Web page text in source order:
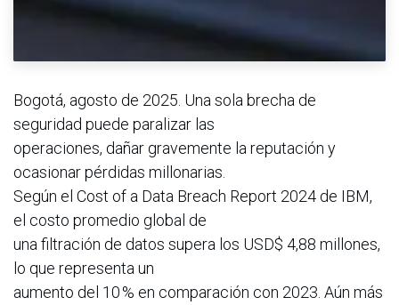
Bogotá, agosto de 2025. Una sola brecha de
seguridad puede paralizar las
operaciones, dañar gravemente la reputación y
ocasionar pérdidas millonarias.
Según el Cost of a Data Breach Report 2024 de IBM,
el costo promedio global de
una filtración de datos supera los USD$ 4,88 millones,
lo que representa un
aumento del 10 % en comparación con 2023. Aún más